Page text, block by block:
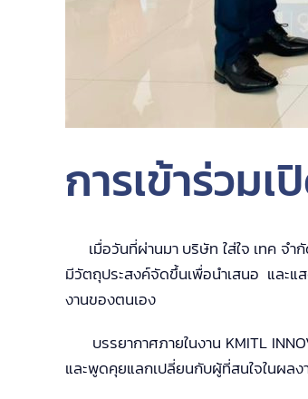
การเข้าร่วมเ
เมื่อวันที่ผ่านมา บริษัท ใส่ใจ เทค จำกั
มีวัตถุประสงค์จัดขึ้นเพื่อนำเสนอ และแ
งานของตนเอง
บรรยากาศภายในงาน KMITL
และพูดคุยแลกเปลี่ยนกับผู้ที่สนใจในผลง